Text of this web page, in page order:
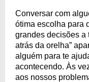
Conversar com
ótima escolha para
grandes decisões a
atrás da orelha”
alguém para te
acontecendo. Às
aos nossos